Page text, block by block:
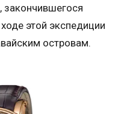
закончившегося
этой экспедиции
островам.